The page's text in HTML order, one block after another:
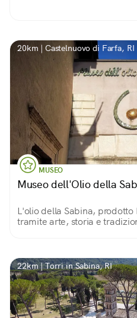
20km | Castelnuovo di Farfa, RI
MUSEO
Museo dell'Olio della
L'olio della Sabina,
tramite arte, storia e
22km | Torri in Sabina, RI